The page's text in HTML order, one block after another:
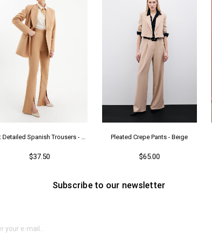
Slit Detailed Spanish Trousers - Camel
$37.50
Pleated Crepe Pants - Beıge
$65.00
Subscribe to our newsletter